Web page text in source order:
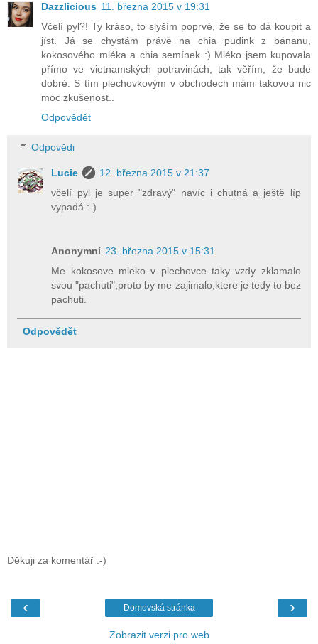
Dazzlicious 11. března 2015 v 19:31
Včelí pyl?! Ty kráso, to slyším poprvé, že se to dá koupit a
jíst. Já se chystám právě na chia pudink z bánanu,
kokosového mléka a chia semínek :) Mléko jsem kupovala
přímo ve vietnamských potravinách, tak věřím, že bude
dobré. S tím plechovkovým v obchodech mám takovou nic
moc zkušenost..
Odpovědět
Odpovědi
Lucie
12. března 2015 v 21:37
včelí pyl je super "zdravý" navíc i chutná a ještě líp
vypadá :-)
Anonymní 23. března 2015 v 15:31
Me kokosove mleko v plechovce taky vzdy zklamalo
svou "pachuti",proto by me zajimalo,ktere je tedy to bez
pachuti.
Odpovědět
Děkuji za komentář :-)
‹ ›
Domovská stránka
Zobrazit verzi pro web